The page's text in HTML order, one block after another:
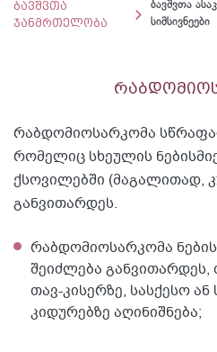
ბავშვთა
ჯანმრთელობა
ბავშვთა
სიმსივნეები
რაბდომიოსარკომა
რომელიც სხეულის
ქსოვილებში (მაგალითად,
განვითარდეს.
რაბდომიოსარკომა
შეიძლება
თავ-კისერზე, სასქესო
კიდურებზე აღინიშნება;